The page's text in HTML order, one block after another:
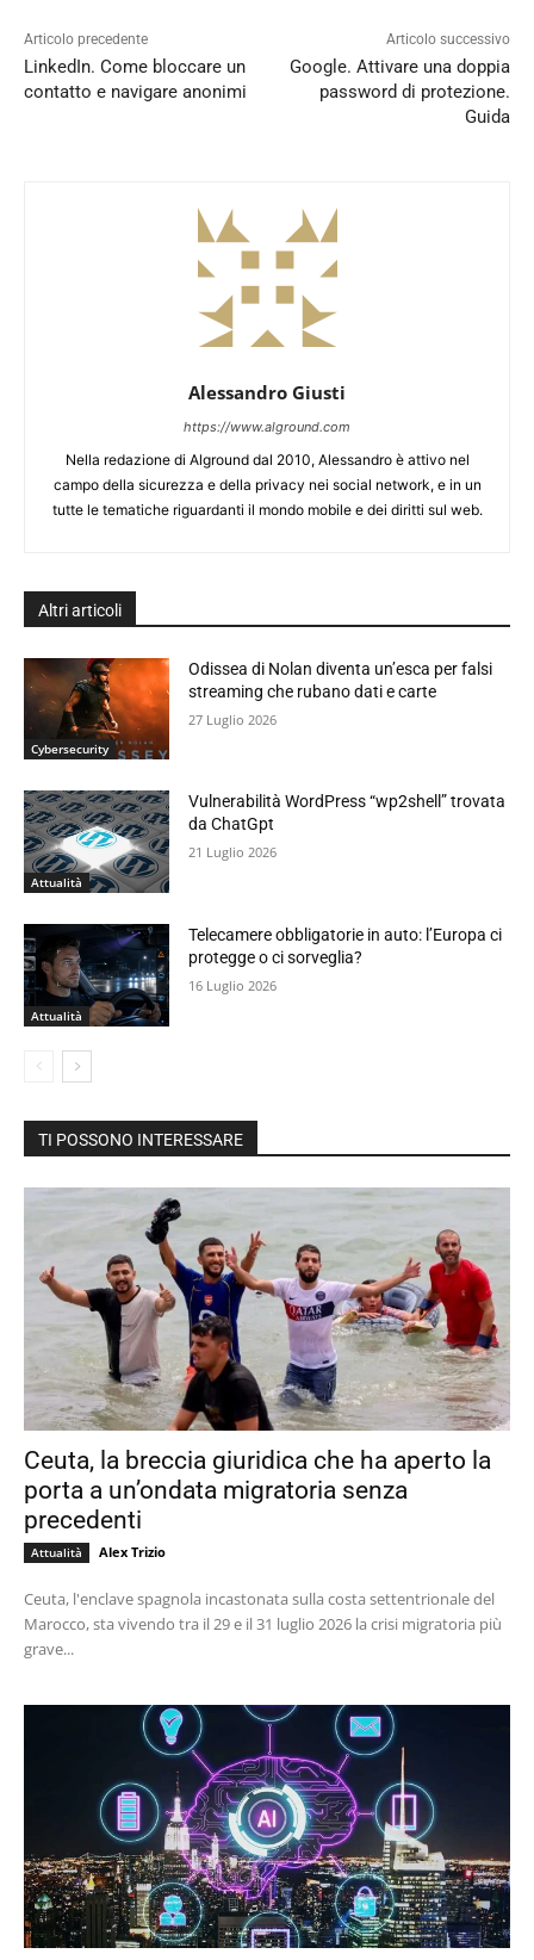
Articolo precedente
LinkedIn. Come bloccare un
contatto e navigare anonimi
Articolo successivo
Google. Attivare una doppia
password di protezione.
Guida
Alessandro Giusti
https://www.alground.com
Nella redazione di Alground dal 2010, Alessandro è attivo nel
campo della sicurezza e della privacy nei social network, e in un
tutte le tematiche riguardanti il mondo mobile e dei diritti sul web.
Altri articoli
Cybersecurity
Odissea di Nolan diventa un’esca per falsi
streaming che rubano dati e carte
27 Luglio 2026
Attualità
Vulnerabilità WordPress “wp2shell” trovata
da ChatGpt
21 Luglio 2026
Attualità
Telecamere obbligatorie in auto: l’Europa ci
protegge o ci sorveglia?
16 Luglio 2026
TI POSSONO INTERESSARE
Ceuta, la breccia giuridica che ha aperto la
porta a un’ondata migratoria senza
precedenti
Attualità Alex Trizio
Ceuta, l'enclave spagnola incastonata sulla costa settentrionale del
Marocco, sta vivendo tra il 29 e il 31 luglio 2026 la crisi migratoria più
grave...